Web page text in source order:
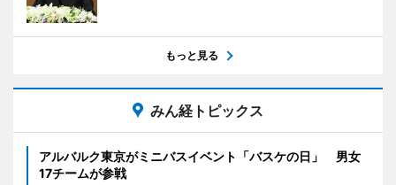
もっと見る
みん経トピックス
アルバルク東京がミニバスイベント「バスケの日」 男女
17チームが参戦